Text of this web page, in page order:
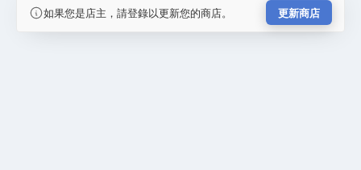
如果您是店主，請登錄以更新您的商店。 更新商店